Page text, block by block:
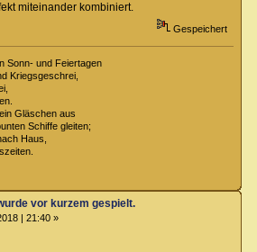
miteinander kombiniert.
Gespeichert
Sonn- und Feiertagen
Kriegsgeschrei,
Gläschen aus
Schiffe gleiten;
Haus,
vor kurzem gespielt.
| 21:40 »